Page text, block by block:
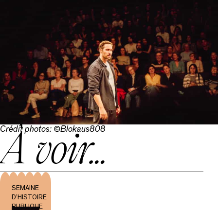
Crédit photos: ©Blokaus808
À voir…
SEMAINE
D’HISTOIRE
PUBLIQUE